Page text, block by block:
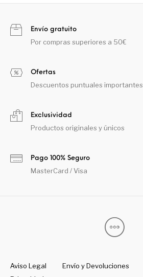
Envío gratuito
Por compras superiores a 50€
Ofertas
Descuentos puntuales importantes
Exclusividad
Productos originales y únicos
Pago 100% Seguro
MasterCard / Visa
Aviso Legal Envío y Devoluciones